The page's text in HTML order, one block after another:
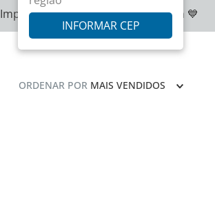
INFORMAR CEP
Importados 🌎 PlayStation 💙
ORDENAR POR MAIS VENDIDOS